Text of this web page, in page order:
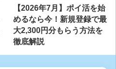
【2026年7月】ポイ活を始
めるなら今！新規登録で最
大2,300円分もらう方法を
徹底解説